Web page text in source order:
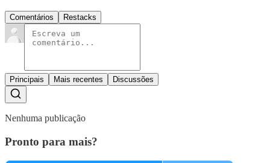
Comentários Restacks
Principais Mais recentes Discussões
Nenhuma publicação
Pronto para mais?